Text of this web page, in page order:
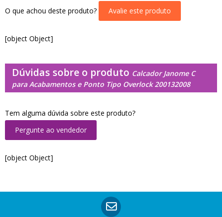
O que achou deste produto? Avalie este produto
[object Object]
Dúvidas sobre o produto Calcador Janome C
para Acabamentos e Ponto Tipo Overlock 200132008
Tem alguma dúvida sobre este produto?
Pergunte ao vendedor
[object Object]